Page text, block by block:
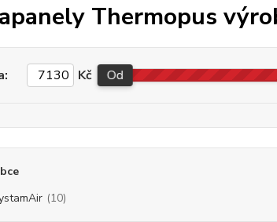
Thermopus
Kč Od
(10)